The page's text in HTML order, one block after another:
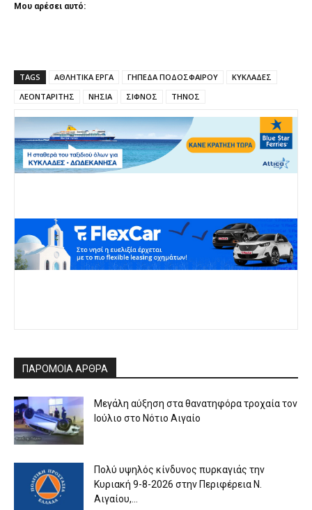
Μου αρέσει αυτό:
TAGS ΑΘΛΗΤΙΚΑ ΕΡΓΑ ΓΗΠΕΔΑ ΠΟΔΟΣΦΑΙΡΟΥ
ΚΥΚΛΑΔΕΣ
ΛΕΟΝΤΑΡΙΤΗΣ
ΝΗΣΙΑ ΣΙΦΝΟΣ ΤΗΝΟΣ
ΠΑΡΟΜΟΙΑ ΑΡΘΡΑ
Μεγάλη αύξηση στα θανατηφόρα τροχαία τον
Ιούλιο στο Νότιο Αιγαίο
Πολύ υψηλός κίνδυνος πυρκαγιάς την
Κυριακή 9-8-2026 στην Περιφέρεια Ν.
Αιγαίου,...